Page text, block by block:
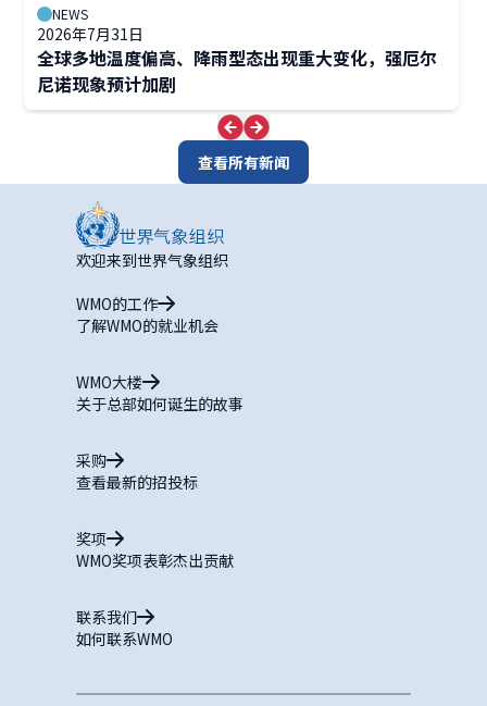
NEWS
2026年7月31日
全球多地温度偏高、降雨型态出现重大变化，强厄尔
尼诺现象预计加剧
查看所有新闻
欢迎来到世界气象组织
WMO的工作
了解WMO的就业机会
WMO大楼
关于总部如何诞生的故事
采购
查看最新的招投标
奖项
WMO奖项表彰杰出贡献
联系我们
如何联系WMO